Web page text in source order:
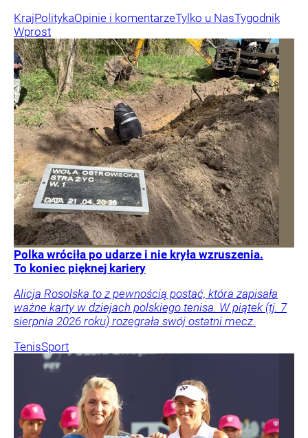
KrajPolitykaOpinie i komentarzeTylko u NasTygodnik
Wprost
Polka wróciła po udarze i nie kryła wzruszenia.
To koniec pięknej kariery
Alicja Rosolska to z pewnością postać, która zapisała
ważne karty w dziejach polskiego tenisa. W piątek (tj. 7
sierpnia 2026 roku) rozegrała swój ostatni mecz.
TenisSport